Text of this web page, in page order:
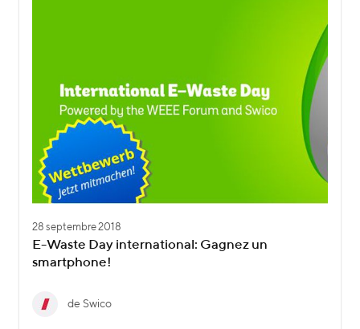
28 septembre 2018
E-Waste Day international: Gagnez un
smartphone!
de Swico